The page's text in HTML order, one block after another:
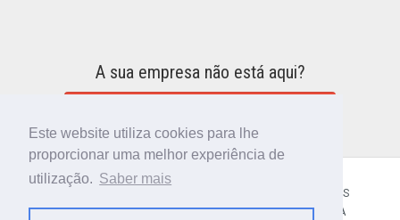
Este website utiliza cookies para lhe
proporcionar uma melhor experiência de
utilização. Saber mais
A sua empresa não está aqui?
TERMOS E CONDIÇÕES
POLÍTICA DE PRIVACIDADE
CONTACTOS AJUDA